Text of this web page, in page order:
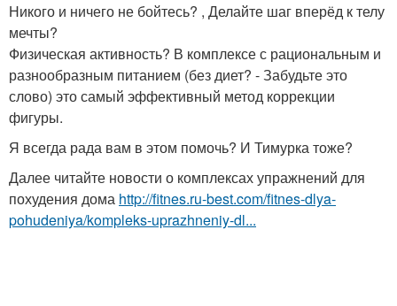
Никого и ничего не бойтесь? , Делайте шаг вперёд к телу
мечты?
Физическая активность? В комплексе с рациональным и
разнообразным питанием (без диет? - Забудьте это
слово) это самый эффективный метод коррекции
фигуры.
Я всегда рада вам в этом помочь? И Тимурка тоже?
Далее читайте новости о комплексах упражнений для
похудения дома http://fitnes.ru-best.com/fitnes-dlya-
pohudeniya/kompleks-uprazhneniy-dl...